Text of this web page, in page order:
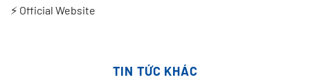
⚡ Official Website
TIN TỨC KHÁC